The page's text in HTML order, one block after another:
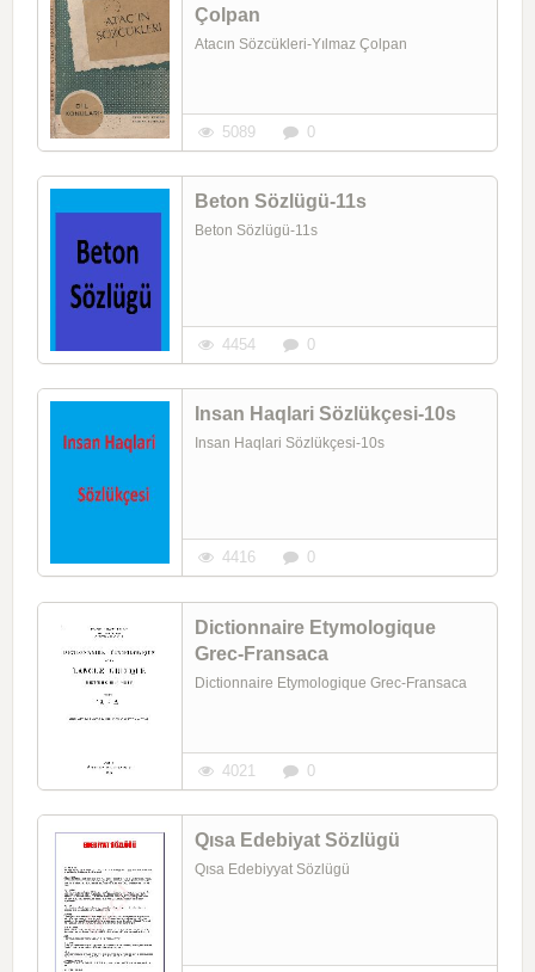
Çolpan
Atacın Sözcükleri-Yılmaz Çolpan
5089 0
Beton Sözlügü-11s
Beton Sözlügü-11s
4454 0
Insan Haqlari Sözlükçesi-10s
Insan Haqlari Sözlükçesi-10s
4416 0
Dictionnaire Etymologique
Grec-Fransaca
Dictionnaire Etymologique Grec-Fransaca
4021 0
Qısa Edebiyat Sözlügü
Qısa Edebiyyat Sözlügü